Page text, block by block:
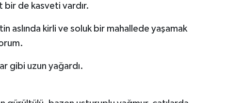
bir de kasveti vardır.
aslında kirli ve soluk bir mahallede yaşamak
gibi uzun yağardı.